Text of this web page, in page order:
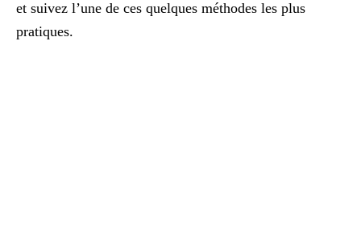
et suivez l’une de ces quelques méthodes les plus
pratiques.